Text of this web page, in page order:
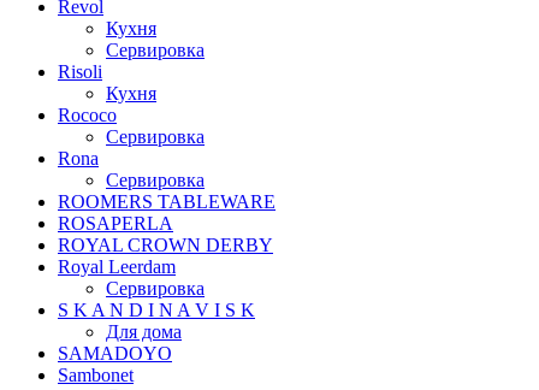
Revol
Кухня
Сервировка
Risoli
Кухня
Rococo
Сервировка
Rona
Сервировка
ROOMERS TABLEWARE
ROSAPERLA
ROYAL CROWN DERBY
Royal Leerdam
Сервировка
S K A N D I N A V I S K
Для дома
SAMADOYO
Sambonet